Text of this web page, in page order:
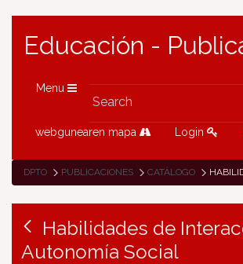
Educación -
Menu
webgunearen mapa Login
DPTO PUBLICACIONES CATÁLOGO HABILIDADES
Habilidades de
Autonomía Social